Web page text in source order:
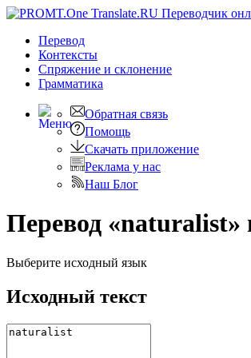
Перевод
Контексты
Спряжение и склонение
Грамматика
Обратная связь
Помощь
Скачать приложение
Реклама у нас
Наш Блог
Перевод «naturalist»
Выберите исходный язык
Исходный текст